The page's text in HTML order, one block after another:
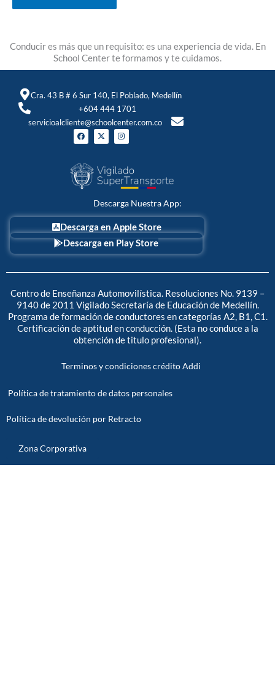
Conducir es más que un requisito: es una experiencia de vida. En
School Center te formamos y te cuidamos.
Cra. 43 B # 6 Sur 140, El Poblado, Medellín
+604 444 1701
servicioalcliente@schoolcenter.com.co
F
a
c
o
o
k
X
-
t
t
t
e
I
n
s
g
r
a
m
Descarga Nuestra App:
Descarga en Apple Store
Descarga en Play Store
Centro de Enseñanza Automovilística. Resoluciones No. 9139 –
9140 de 2011 Vigilado Secretaría de Educación de Medellín.
Programa de formación de conductores en categorías A2, B1, C1.
Certificación de aptitud en conducción. (Esta no conduce a la
obtención de titulo profesional).
Terminos y condiciones crédito Addi
Política de tratamiento de datos personales
Política de devolución por Retracto
Zona Corporativa